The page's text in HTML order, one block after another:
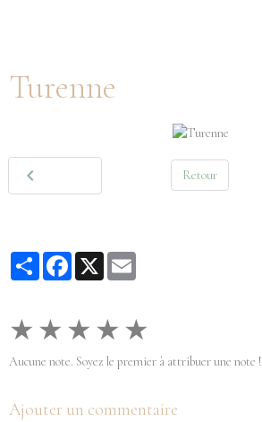
Turenne
Retour
PartagerFacebook
X
★ ★ ★ ★ ★
Aucune note. Soyez le premier à attribuer une note !
Ajouter un commentaire